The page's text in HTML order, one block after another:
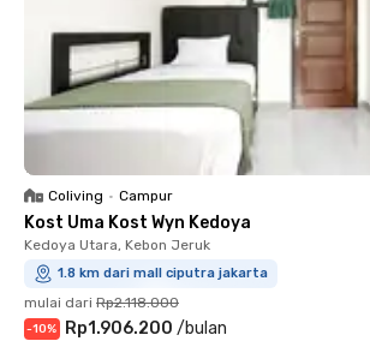
Coliving • Campur
Kost Uma Kost Wyn Kedoya
Kedoya Utara, Kebon Jeruk
1.8 km dari mall ciputra jakarta
mulai dari Rp2.118.000
-10% Rp1.906.200 /bulan